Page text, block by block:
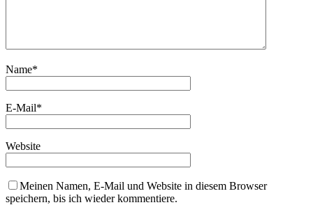
Name*
E-Mail*
Website
Meinen Namen, E-Mail und Website in diesem Browser
speichern, bis ich wieder kommentiere.